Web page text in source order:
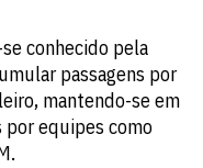
conhecido pela
passagens por
mantendo-se em
por equipes como